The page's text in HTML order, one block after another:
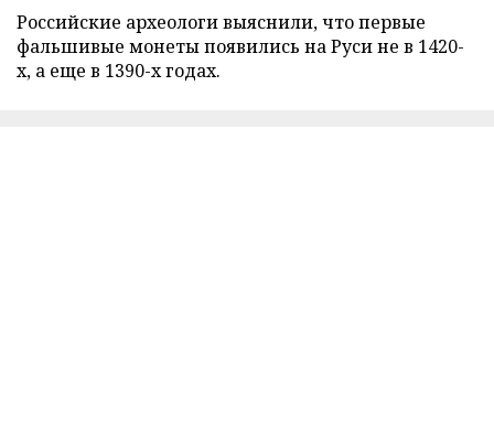
Российские археологи выяснили, что первые
фальшивые монеты появились на Руси не в 1420-
х, а еще в 1390-х годах.